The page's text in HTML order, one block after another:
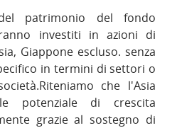
patrimonio del fondo
investiti in azioni di
Giappone escluso. senza
in termini di settori o
che l'Asia
potenziale di crescita
grazie al sostegno di